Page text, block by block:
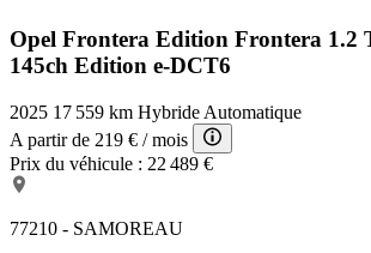
Opel Frontera Edition Frontera 1.2
145ch Edition e-DCT6
2025 17 559 km Hybride Automatique
A partir de 219 € / mois
Prix du véhicule : 22 489 €
77210 - SAMOREAU